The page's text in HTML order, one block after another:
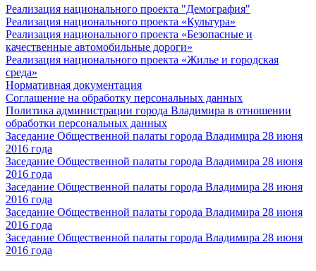
Реализация национального проекта "Демография"
Реализация национального проекта «Культура»
Реализация национального проекта «Безопасные и
качественные автомобильные дороги»
Реализация национального проекта «Жилье и городская
среда»
Нормативная документация
Соглашение на обработку персональных данных
Политика администрации города Владимира в отношении
обработки персональных данных
Заседание Общественной палаты города Владимира 28 июня
2016 года
Заседание Общественной палаты города Владимира 28 июня
2016 года
Заседание Общественной палаты города Владимира 28 июня
2016 года
Заседание Общественной палаты города Владимира 28 июня
2016 года
Заседание Общественной палаты города Владимира 28 июня
2016 года